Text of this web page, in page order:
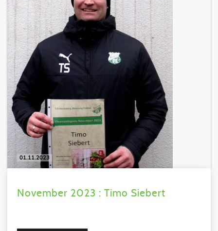
01.11.2023
November 2023 : Timo Siebert